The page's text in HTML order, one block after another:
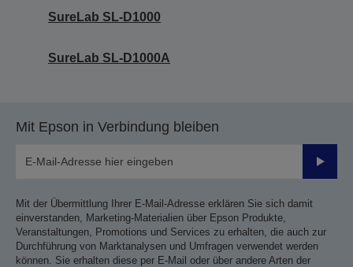
SureLab SL-D1000
SureLab SL-D1000A
Mit Epson in Verbindung bleiben
Mit der Übermittlung Ihrer E-Mail-Adresse erklären Sie sich damit
einverstanden, Marketing-Materialien über Epson Produkte,
Veranstaltungen, Promotions und Services zu erhalten, die auch zur
Durchführung von Marktanalysen und Umfragen verwendet werden
können. Sie erhalten diese per E-Mail oder über andere Arten der